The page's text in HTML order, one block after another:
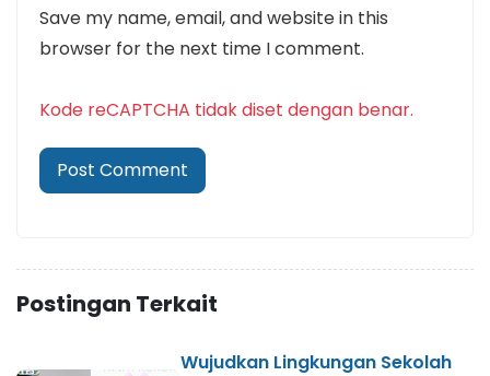
Save my name, email, and website in this
browser for the next time I comment.
Kode reCAPTCHA tidak diset dengan benar.
Postingan Terkait
Wujudkan Lingkungan Sekolah